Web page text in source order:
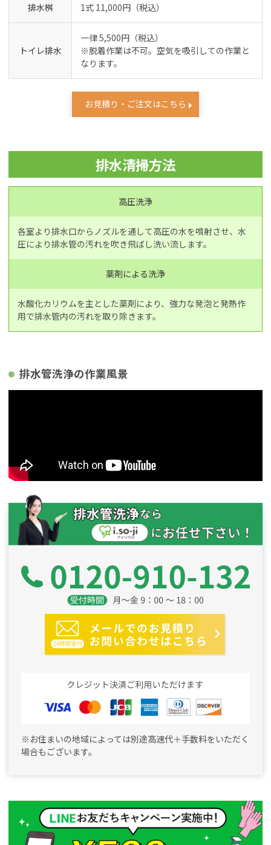
排水桝 1式 11,000円（税込）
トイレ排水
一律 5,500円（税込）
※脱着作業は不可。空気を吸引しての作業と
なります。
お見積り・ご注文はこちら
排水清掃方法
高圧洗浄
各室より排水口からノズルを通して高圧の水を噴射させ、水
圧により排水管の汚れを吹き飛ばし洗い流します。
薬剤による洗浄
水酸化カリウムを主とした薬剤により、強力な発泡と発熱作
用で排水管内の汚れを取り除きます。
排水管洗浄の作業風景
※お住まいの地域によっては別途高速代＋手数料をいただく
場合もございます。